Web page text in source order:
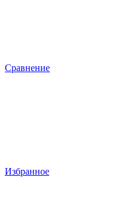
Сравнение
Избранное